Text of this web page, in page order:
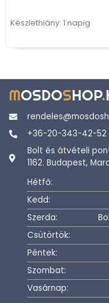
Készlethiány: 1 napig
MOSDOSHOP.
+36-20-343-42-52
Bolt és átvételi
1162. Budapest,
Hétfő:
Kedd:
Szerda:
Csütörtök:
Péntek:
Szombat:
Vasárnap: